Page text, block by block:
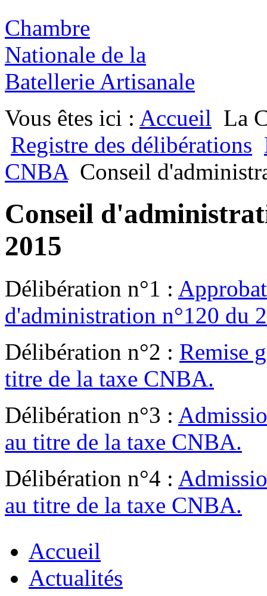
Chambre
Nationale de la
Batellerie Artisanale
Vous êtes ici : Accueil La
Registre des délibérations
CNBA Conseil
Conseil
2015
Délibération n°1 :
d'administration n°120 du
Délibération n°2 : Remise
titre de la taxe CNBA.
Délibération n°3 :
au titre de la taxe CNBA.
Délibération n°4 :
au titre de la taxe CNBA.
Accueil
Actualités